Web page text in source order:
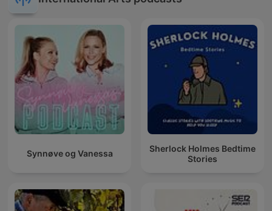
Synnøve og Vanessa
Sherlock Holmes Bedtime
Stories